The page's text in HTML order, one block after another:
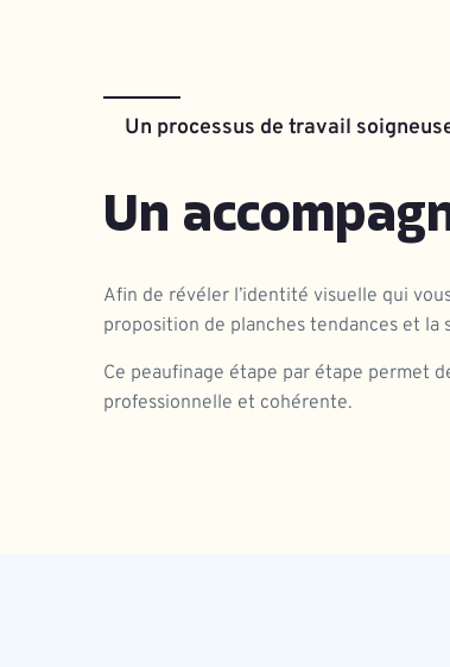
Un processus de travail
Un
Afin de révéler l’identité visuelle qui
proposition de planches tendances et
Ce peaufinage étape par étape permet
professionnelle et cohérente.